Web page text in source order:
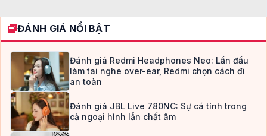
ĐÁNH GIÁ NỔI BẬT
Đánh giá Redmi Headphones Neo: Lần đầu
làm tai nghe over-ear, Redmi chọn cách đi
an toàn
Đánh giá JBL Live 780NC: Sự cá tính trong
cả ngoại hình lẫn chất âm